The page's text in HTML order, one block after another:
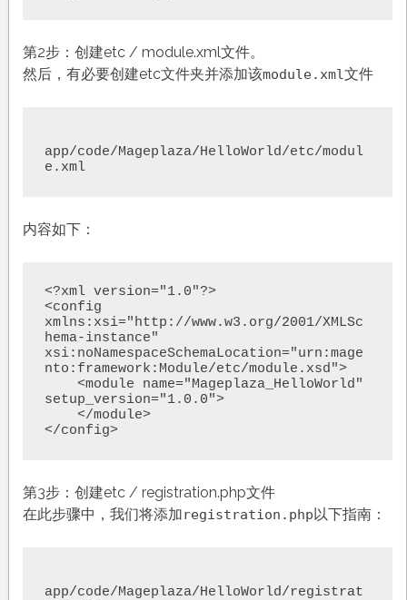
第2步：创建etc / module.xml文件。
然后，有必要创建etc文件夹并添加该module.xml文件
app/code/Mageplaza/HelloWorld/etc/modul
e.xml
内容如下：
<?xml version="1.0"?>
<config
xmlns:xsi="http://www.w3.org/2001/XMLSc
hema-instance"
xsi:noNamespaceSchemaLocation="urn:mage
nto:framework:Module/etc/module.xsd">
setup_version="1.0.0">
</config>
第3步：创建etc / registration.php文件
在此步骤中，我们将添加registration.php以下指南：
app/code/Mageplaza/HelloWorld/registrat